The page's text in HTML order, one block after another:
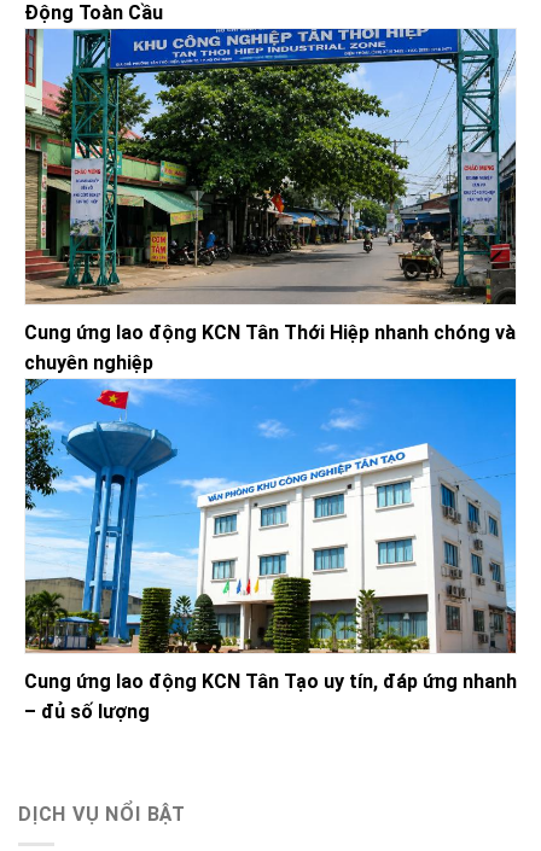
Động Toàn Cầu
Cung ứng lao động KCN Tân Thới Hiệp nhanh chóng và
chuyên nghiệp
Cung ứng lao động KCN Tân Tạo uy tín, đáp ứng nhanh
– đủ số lượng
DỊCH VỤ NỔI BẬT